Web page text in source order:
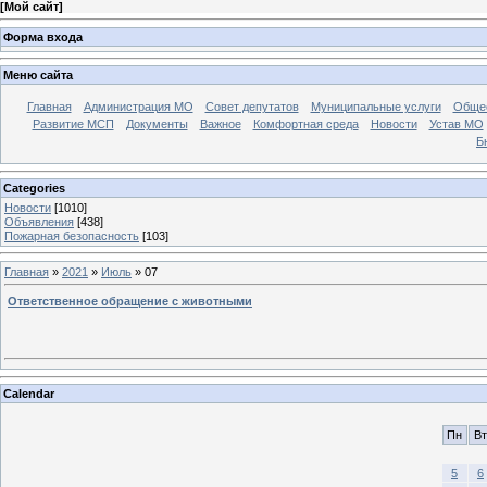
[Мой сайт]
Форма входа
Меню сайта
Главная Администрация МО Совет депутатов Муниципальные услуги
Развитие МСП
Документы Важное Комфортная среда Новости
Устав МО
Categories
Новости [1010]
Объявления [438]
Пожарная безопасность [103]
Главная » 2021 » Июль » 07
Ответственное обращение с животными
Calendar
Пн Вт
5
6